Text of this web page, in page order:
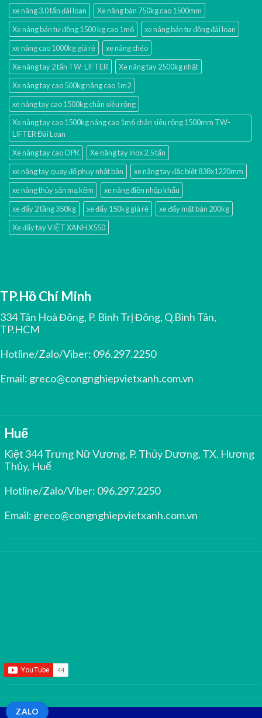
ZALO
xe nâng 3.0 tấn đài loan
Xe nâng bàn 750kg cao 1500mm
Xe nâng bán tự động 1500 kg cao 1m6
xe nâng bán tự động đài loan
xe nâng cao 1000kg giá rẻ
xe nâng chéo
Xe nâng tay 2 tấn TW-LIFTER
Xe nâng tay 2500kg nhật
Xe nâng tay cao 500kg nâng cao 1m2
xe nâng tay cao 1500kg chân siêu rộng
Xe nâng tay cao 1500kg nâng cao 1m6 chân siêu rộng 1500mm TW-
LIFTER Đài Loan
Xe nâng tay cao OPK
Xe nâng tay inox 2.5 tấn
xe nâng tay quay đổ phuy nhật bản
xe nâng tay đặc biệt 838x1220mm
xe nâng thủy sản mạ kẽm
xe nâng điện nhập khấu
xe đẩy 2 tầng 350kg
xe đẩy 150kg giá rẻ
xe đẩy mặt bàn 200kg
Xe đẩy tay VIỆT XANH X550
TP.Hồ Chí Minh
334 Tân Hoà Đông, P. Bình Trị Đông, Q.Bình Tân,
TP.HCM
Hotline/Zalo/Viber: 096.297.2250
Email: greco@congnghiepvietxanh.com.vn
Huế
Kiệt 344 Trưng Nữ Vương, P. Thủy Dương, TX. Hương
Thủy, Huế
Hotline/Zalo/Viber: 096.297.2250
Email: greco@congnghiepvietxanh.com.vn